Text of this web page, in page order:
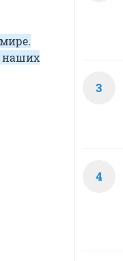
наших
3
4